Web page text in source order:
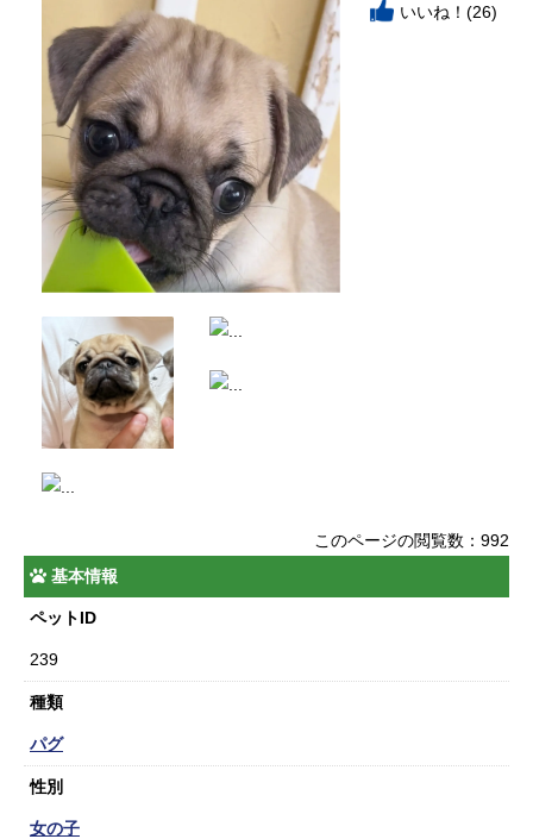
いいね！(26)
このページの閲覧数：992
基本情報
ペットID
239
種類
パグ
性別
女の子